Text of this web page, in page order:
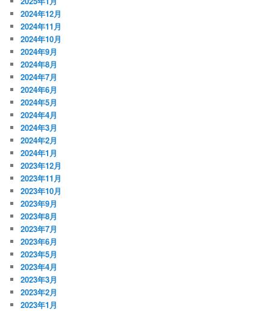
2024年12月
2024年11月
2024年10月
2024年9月
2024年8月
2024年7月
2024年6月
2024年5月
2024年4月
2024年3月
2024年2月
2024年1月
2023年12月
2023年11月
2023年10月
2023年9月
2023年8月
2023年7月
2023年6月
2023年5月
2023年4月
2023年3月
2023年2月
2023年1月